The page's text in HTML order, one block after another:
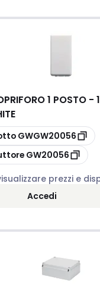
1 POSTO -
GWGW20056
GW20056
prezzi e
Accedi